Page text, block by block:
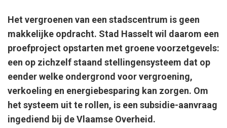
Het vergroenen van een stadscentrum is geen
makkelijke opdracht. Stad Hasselt wil daarom een
proefproject opstarten met groene voorzetgevels:
een op zichzelf staand stellingensysteem dat op
eender welke ondergrond voor vergroening,
verkoeling en energiebesparing kan zorgen. Om
het systeem uit te rollen, is een subsidie-aanvraag
ingediend bij de Vlaamse Overheid.